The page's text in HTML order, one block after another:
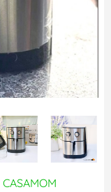
CASAMOM